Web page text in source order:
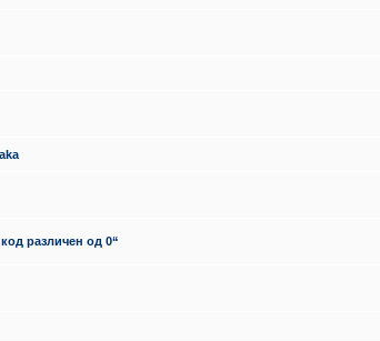
различен од 0“